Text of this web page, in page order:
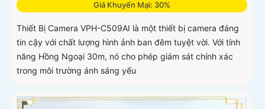
Giá Khuyến Mại: 30%
Thiết Bị Camera VPH-C509AI là một thiết bị camera đáng
tin cậy với chất lượng hình ảnh ban đêm tuyệt vời. Với tính
năng Hồng Ngoại 30m, nó cho phép giám sát chính xác
trong môi trường ánh sáng yếu